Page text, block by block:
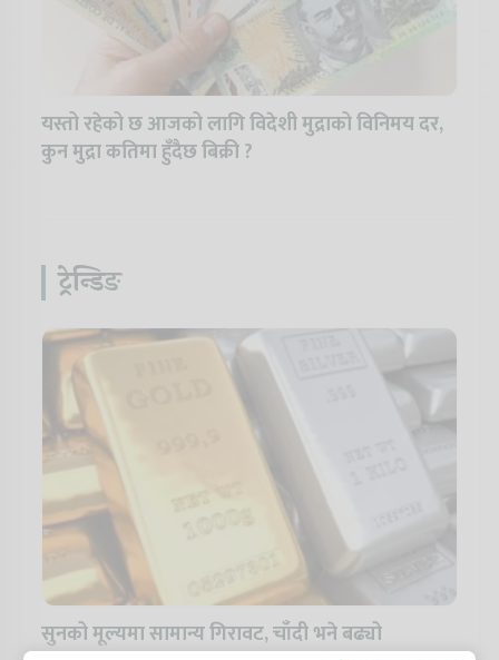
यस्तो रहेको छ आजको लागि विदेशी मुद्राको विनिमय दर,
कुन मुद्रा कतिमा हुँदैछ बिक्री ?
ट्रेन्डिङ
सुनको मूल्यमा सामान्य गिरावट, चाँदी भने बढ्यो